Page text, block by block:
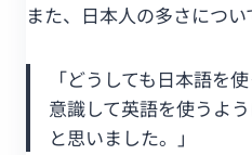
また、日本人の多さについ
「どうしても日本語を
意識して英語を使うよ
と思いました。」